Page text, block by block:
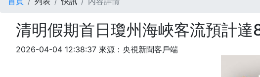
清明假期首日瓊州海峽客流預計
2026-04-04 12:38:37 來源：央視新聞客戶端